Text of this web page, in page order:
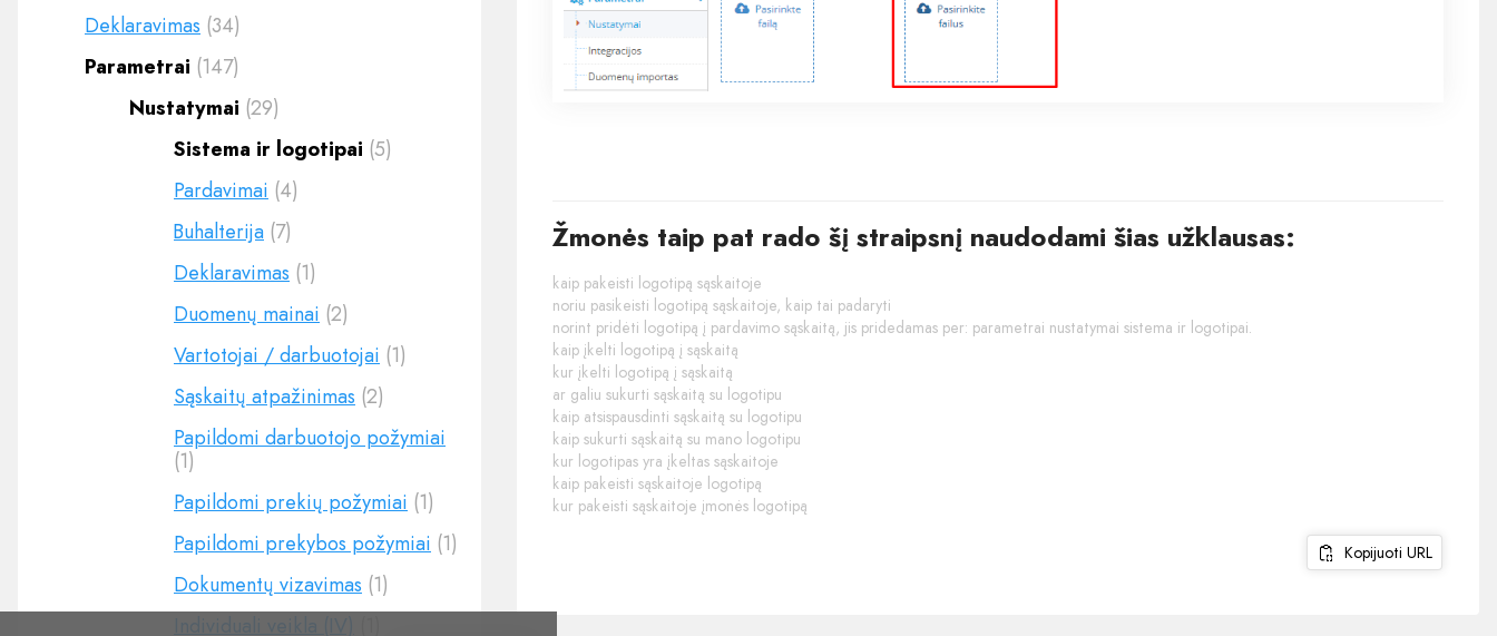
Deklaravimas (34)
Parametrai (147)
Nustatymai (29)
Sistema ir logotipai (5)
Pardavimai (4)
Buhalterija (7)
Deklaravimas (1)
Duomenų mainai (2)
Vartotojai / darbuotojai (1)
Sąskaitų atpažinimas (2)
Papildomi darbuotojo požymiai
(1)
Papildomi prekių požymiai (1)
Papildomi prekybos požymiai (1)
Dokumentų vizavimas (1)
Žmonės taip pat rado šį straipsnį naudodami šias užklausas:
kaip pakeisti logotipą sąskaitoje
noriu pasikeisti logotipą sąskaitoje, kaip tai padaryti
norint pridėti logotipą į pardavimo sąskaitą, jis pridedamas per: parametrai nustatymai sistema ir logotipai.
kaip įkelti logotipą į sąskaitą
kur įkelti logotipą į sąskaitą
ar galiu sukurti sąskaitą su logotipu
kaip atsispausdinti sąskaitą su logotipu
kaip sukurti sąskaitą su mano logotipu
kur logotipas yra įkeltas sąskaitoje
kaip pakeisti sąskaitoje logotipą
kur pakeisti sąskaitoje įmonės logotipą
Kopijuoti URL